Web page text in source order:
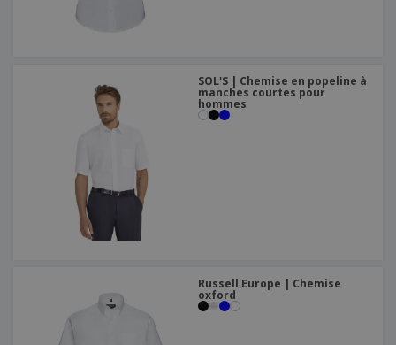
SOL'S | Chemise en popeline à
manches courtes pour
hommes
Russell Europe | Chemise
oxford